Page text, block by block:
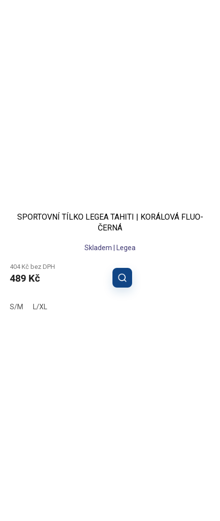
SPORTOVNÍ TÍLKO LEGEA TAHITI | KORÁLOVÁ FLUO-
ČERNÁ
Skladem | Legea
404 Kč bez DPH
489 Kč
S/M L/XL